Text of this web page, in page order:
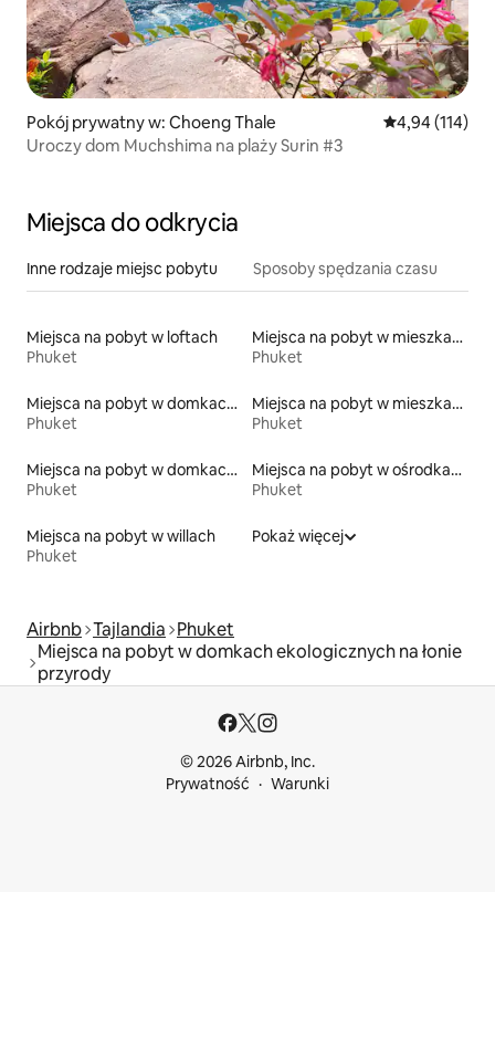
Pokój prywatny w: Choeng Thale Średnia
4,94 (114)
Uroczy dom Muchshima na plaży Surin #3
Miejsca do odkrycia
Inne rodzaje miejsc pobytu Sposoby spędzania czasu
Miejsca na pobyt w loftach
Phuket
Miejsca na pobyt w mieszkaniach
Phuket
Miejsca na pobyt w domkach gościnnych
Phuket
Miejsca na pobyt w mieszkaniach typu condo
Phuket
Miejsca na pobyt w domkach parterowych
Phuket
Miejsca na pobyt w ośrodkach wypoczynkowych
Phuket
Miejsca na pobyt w willach
Phuket
Pokaż więcej
Airbnb Tajlandia Phuket
Miejsca na pobyt w domkach ekologicznych na łonie
przyrody
© 2026 Airbnb, Inc.
Prywatność
Warunki